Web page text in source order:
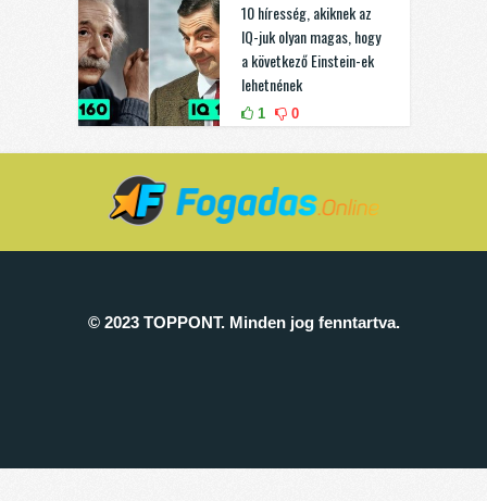
10 híresség, akiknek az
IQ-juk olyan magas, hogy
a következő Einstein-ek
lehetnének
1 0
© 2023 TOPPONT. Minden jog fenntartva.